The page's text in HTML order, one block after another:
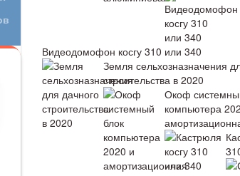
Видеодомофон косгу 310 или 340
Земля сельхозназначения
строительства в 2020
Окоф
компьютера